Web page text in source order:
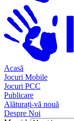
Acasă
Jocuri Mobile
Jocuri PCC
Publicare
Alăturați-vă nouă
Despre Noi